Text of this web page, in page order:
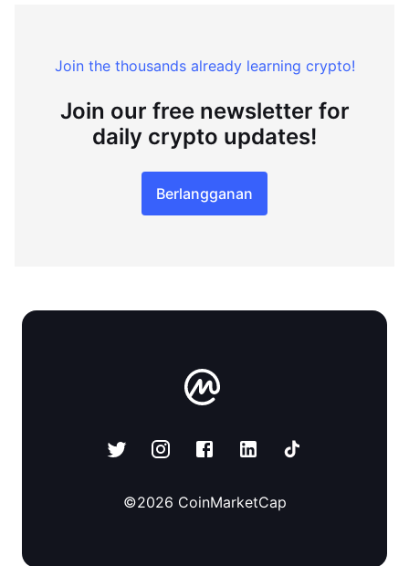
Join the thousands already learning crypto!
Join our free newsletter for
daily crypto updates!
Berlangganan
©2026 CoinMarketCap